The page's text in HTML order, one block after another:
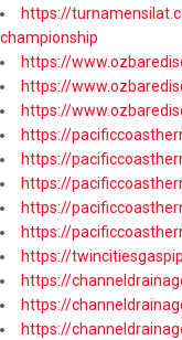
https://
championship
https://
https://
https://
https://
https://
https://
https://
https://
https://
https://
https://
https://